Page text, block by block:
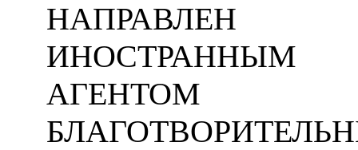
НАПРАВЛЕН
ИНОСТРАННЫМ
АГЕНТОМ